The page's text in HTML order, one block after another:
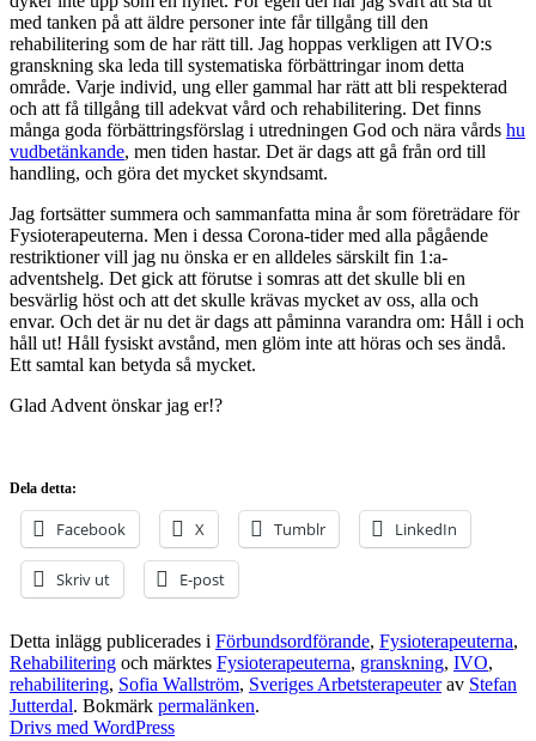
med tanken på att äldre personer inte får tillgång till den
rehabilitering som de har rätt till. Jag hoppas verkligen att IVO:s
granskning ska leda till systematiska förbättringar inom detta
område. Varje individ, ung eller gammal har rätt att bli respekterad
och att få tillgång till adekvat vård och rehabilitering. Det finns
många goda förbättringsförslag i utredningen God och nära vårds hu
vudbetänkande, men tiden hastar. Det är dags att gå från ord till
handling, och göra det mycket skyndsamt.
Jag fortsätter summera och sammanfatta mina år som företrädare för
Fysioterapeuterna. Men i dessa Corona-tider med alla pågående
restriktioner vill jag nu önska er en alldeles särskilt fin 1:a-
adventshelg. Det gick att förutse i somras att det skulle bli en
besvärlig höst och att det skulle krävas mycket av oss, alla och
envar. Och det är nu det är dags att påminna varandra om: Håll i och
håll ut! Håll fysiskt avstånd, men glöm inte att höras och ses ändå.
Ett samtal kan betyda så mycket.
Glad Advent önskar jag er!?
Dela detta:
Facebook X Tumblr LinkedIn
Skriv ut E-post
Detta inlägg publicerades i Förbundsordförande, Fysioterapeuterna,
Rehabilitering och märktes Fysioterapeuterna, granskning, IVO,
rehabilitering, Sofia Wallström, Sveriges Arbetsterapeuterav Stefan
Jutterdal. Bokmärk permalänken.
Drivs med WordPress